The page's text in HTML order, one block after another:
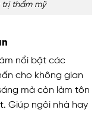
thẩm mỹ
nổi bật các
cho không gian
mà còn làm tôn
Giúp ngôi nhà hay